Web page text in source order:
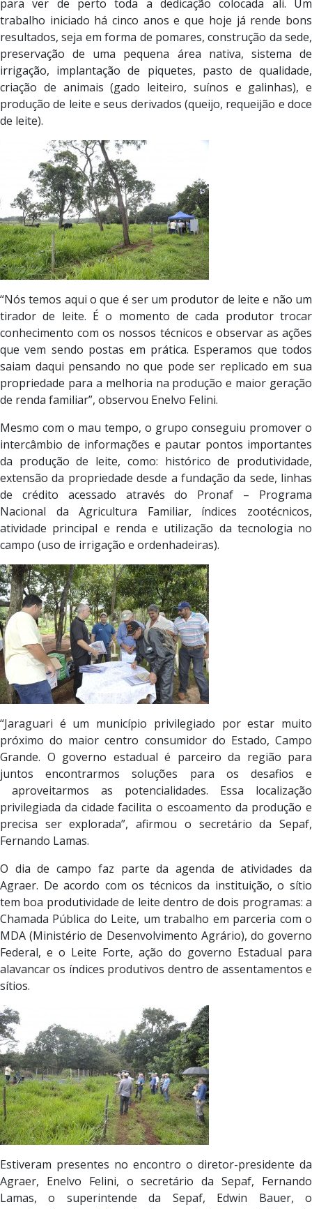
para ver de perto toda a dedicação colocada ali. Um
trabalho iniciado há cinco anos e que hoje já rende bons
resultados, seja em forma de pomares, construção da sede,
preservação de uma pequena área nativa, sistema de
irrigação, implantação de piquetes, pasto de qualidade,
criação de animais (gado leiteiro, suínos e galinhas), e
produção de leite e seus derivados (queijo, requeijão e doce
de leite).
“Nós temos aqui o que é ser um produtor de leite e não um
tirador de leite. É o momento de cada produtor trocar
conhecimento com os nossos técnicos e observar as ações
que vem sendo postas em prática. Esperamos que todos
saiam daqui pensando no que pode ser replicado em sua
propriedade para a melhoria na produção e maior geração
de renda familiar”, observou Enelvo Felini.
Mesmo com o mau tempo, o grupo conseguiu promover o
intercâmbio de informações e pautar pontos importantes
da produção de leite, como: histórico de produtividade,
extensão da propriedade desde a fundação da sede, linhas
de crédito acessado através do Pronaf – Programa
Nacional da Agricultura Familiar, índices zootécnicos,
atividade principal e renda e utilização da tecnologia no
campo (uso de irrigação e ordenhadeiras).
“Jaraguari é um município privilegiado por estar muito
próximo do maior centro consumidor do Estado, Campo
Grande. O governo estadual é parceiro da região para
juntos encontrarmos soluções para os desafios e
aproveitarmos as potencialidades. Essa localização
privilegiada da cidade facilita o escoamento da produção e
precisa ser explorada”, afirmou o secretário da Sepaf,
Fernando Lamas.
O dia de campo faz parte da agenda de atividades da
Agraer. De acordo com os técnicos da instituição, o sítio
tem boa produtividade de leite dentro de dois programas: a
Chamada Pública do Leite, um trabalho em parceria com o
MDA (Ministério de Desenvolvimento Agrário), do governo
Federal, e o Leite Forte, ação do governo Estadual para
alavancar os índices produtivos dentro de assentamentos e
sítios.
Estiveram presentes no encontro o diretor-presidente da
Agraer, Enelvo Felini, o secretário da Sepaf, Fernando
Lamas, o superintende da Sepaf, Edwin Bauer, o